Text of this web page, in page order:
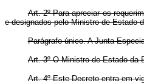
Art. 2º Para apreciar os
e designados pelo Ministro de Estado
Parágrafo único. A Junta
Art. 3º O Ministro de Estado da
Art. 4º Este Decreto entra em